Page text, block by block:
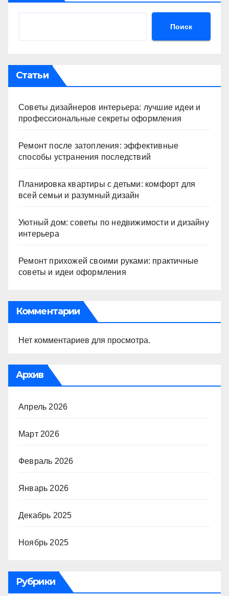
Поиск
Статьи
Советы дизайнеров интерьера: лучшие идеи и
профессиональные секреты оформления
Ремонт после затопления: эффективные
способы устранения последствий
Планировка квартиры с детьми: комфорт для
всей семьи и разумный дизайн
Уютный дом: советы по недвижимости и дизайну
интерьера
Ремонт прихожей своими руками: практичные
советы и идеи оформления
Комментарии
Нет комментариев для просмотра.
Архив
Апрель 2026
Март 2026
Февраль 2026
Январь 2026
Декабрь 2025
Ноябрь 2025
Рубрики